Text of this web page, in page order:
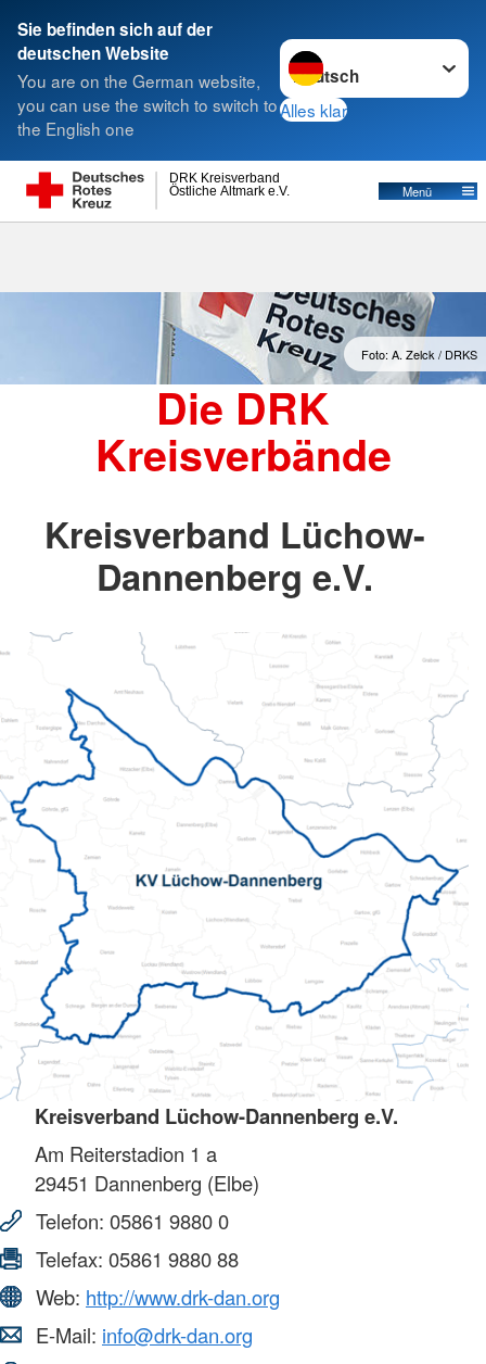
Sie befinden sich auf der
deutschen Website
You are on the German website,
you can use the switch to switch to
the English one
Sprache wechseln zu
Alles klar
Östliche Altmark e.V.
DRK Kreisverband
Menü
Suche
Kreisverbände
Foto: A. Zelck / DRKS
Die DRK
Kreisverbände
Kreisverband Lüchow-
Dannenberg e.V.
Kreisverband Lüchow-Dannenberg e.V.
Am Reiterstadion 1 a
29451 Dannenberg (Elbe)
Telefon: 05861 9880 0
Telefax: 05861 9880 88
Web: http://www.drk-dan.org
E-Mail: info@drk-dan.org